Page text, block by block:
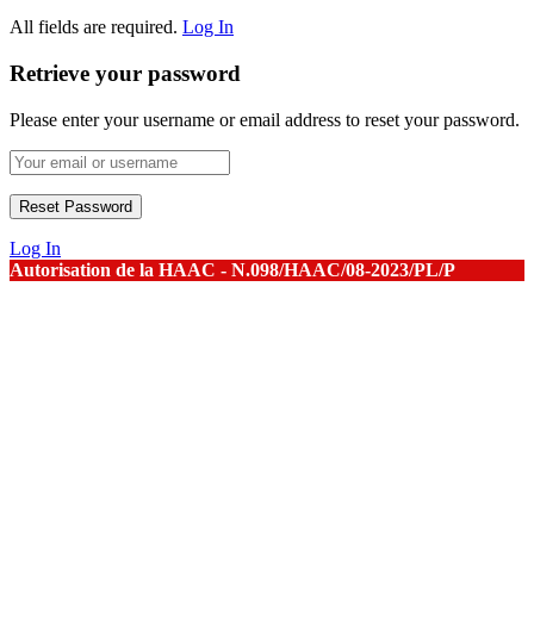
All fields are required. Log In
Retrieve your password
Please enter your username or email address to reset your password.
Log In
Autorisation de la HAAC - N.098/HAAC/08-2023/PL/P